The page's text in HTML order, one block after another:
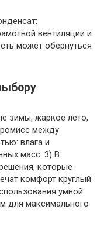
вентиляции и
может обернуться
зимы, жаркое лето,
между
влага и
масс. 3) В
которые
комфорт круглый
умной
для максимального